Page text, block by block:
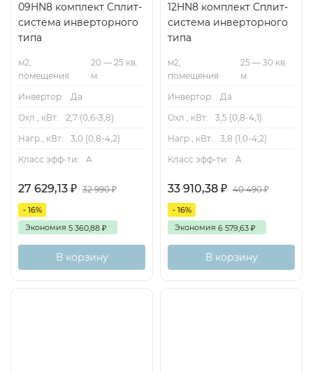
09HN8 комплект Сплит-
система инверторного
типа
м2,
помещения:
20 — 25 кв.
м.
Инвертор:
Да
Охл., кВт:
2,7 (0,6-3,8)
Нагр., кВт:
3,0 (0,8-4,2)
Класс эфф-ти:
A
27 629,13 ₽ 32 990₽
- 16%
Экономия 5 360,88 ₽
В корзину
12HN8 комплект Сплит-
система инверторного
типа
м2,
помещения:
25 — 30 кв.
м.
Инвертор:
Да
Охл., кВт:
3,5 (0,8-4,1)
Нагр., кВт:
3,8 (1,0-4,2)
Класс эфф-ти:
A
33 910,38 ₽ 40 490₽
- 16%
Экономия 6 579,63 ₽
В корзину